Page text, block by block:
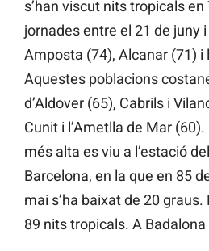
s’han viscut nits tropicals en
jornades entre el 21 de juny
Amposta (74), Alcanar (71) i
Aquestes poblacions
d’Aldover (65), Cabrils i
Cunit i l’Ametlla de Mar
més alta es viu a l’estació
Barcelona, en la que en 85
mai s’ha baixat de 20 graus.
89 nits tropicals. A Badalona